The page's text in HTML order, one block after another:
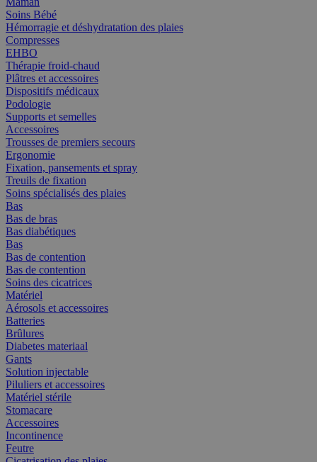
Soins Bébé
Hémorragie et déshydratation des plaies
Compresses
EHBO
Thérapie froid-chaud
Plâtres et accessoires
Dispositifs médicaux
Podologie
Supports et semelles
Accessoires
Trousses de premiers secours
Ergonomie
Fixation, pansements et spray
Treuils de fixation
Soins spécialisés des plaies
Bas
Bas de bras
Bas diabétiques
Bas
Bas de contention
Bas de contention
Soins des cicatrices
Matériel
Aérosols et accessoires
Batteries
Brûlures
Diabetes materiaal
Gants
Solution injectable
Piluliers et accessoires
Matériel stérile
Stomacare
Accessoires
Incontinence
Feutre